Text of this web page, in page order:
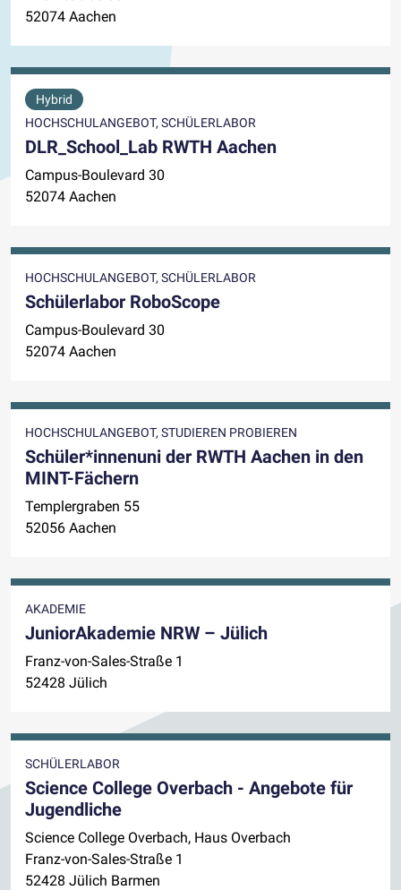
52074 Aachen
Hybrid
HOCHSCHULANGEBOT, SCHÜLERLABOR
DLR_School_Lab RWTH Aachen
Campus-Boulevard 30
52074 Aachen
HOCHSCHULANGEBOT, SCHÜLERLABOR
Schülerlabor RoboScope
Campus-Boulevard 30
52074 Aachen
HOCHSCHULANGEBOT, STUDIEREN PROBIEREN
Schüler*innenuni der RWTH Aachen in den
MINT-Fächern
Templergraben 55
52056 Aachen
AKADEMIE
JuniorAkademie NRW – Jülich
Franz-von-Sales-Straße 1
52428 Jülich
SCHÜLERLABOR
Science College Overbach - Angebote für
Jugendliche
Science College Overbach, Haus Overbach
Franz-von-Sales-Straße 1
52428 Jülich Barmen